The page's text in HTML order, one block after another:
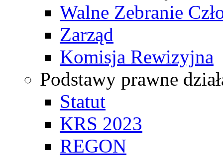
Walne Zebranie
Zarząd
Komisja Rewizyjna
Podstawy prawne
Statut
KRS 2023
REGON